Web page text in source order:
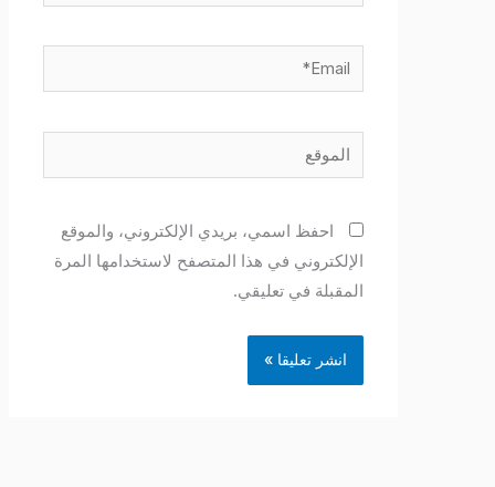
احفظ اسمي، بريدي الإلكتروني، والموقع
الإلكتروني في هذا المتصفح لاستخدامها المرة
المقبلة في تعليقي.